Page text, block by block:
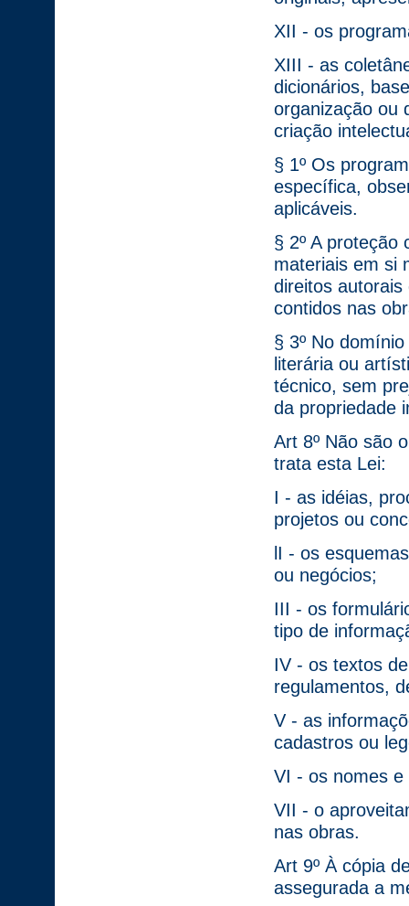
XII - os
XIII - as
dicionários,
organização ou
criação
§ 1º Os
específica,
aplicáveis.
§ 2º A proteção
materiais em si
direitos
contidos nas
§ 3º No
literária ou
técnico, sem
da propriedade
Art 8º Não são
trata esta Lei:
I - as idéias,
projetos ou
lI - os
ou negócios;
III - os
tipo de
IV - os textos
regulamentos,
V - as
cadastros ou
VI - os nomes
VII - o
nas obras.
Art 9º À cópia
assegurada a